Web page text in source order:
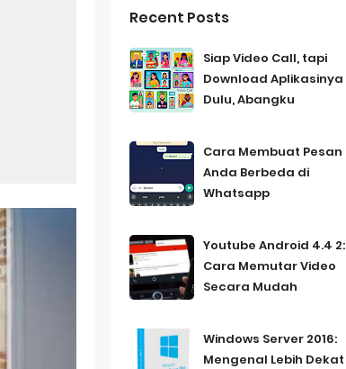
Komputasi Anda
Anda
Foto Grup Whatsapp
Recent Posts
Siap Video Call, tapi
Download Aplikasinya
Dulu, Abangku
Cara Membuat Pesan
Anda Berbeda di
Whatsapp
Youtube Android 4.4 2:
Cara Memutar Video
Secara Mudah
Windows Server 2016:
Mengenal Lebih Dekat